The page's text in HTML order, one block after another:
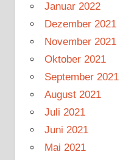
Januar 2022
Dezember 2021
November 2021
Oktober 2021
September 2021
August 2021
Juli 2021
Juni 2021
Mai 2021